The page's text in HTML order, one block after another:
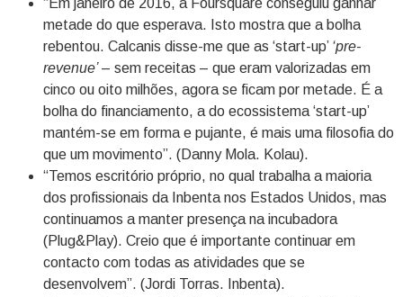
“Em janeiro de 2016, a Foursquare conseguiu ganhar
metade do que esperava. Isto mostra que a bolha
rebentou. Calcanis disse-me que as ‘start-up’ ‘pre-
revenue’– sem receitas – que eram valorizadas em
cinco ou oito milhões, agora se ficam por metade. É a
bolha do financiamento, a do ecossistema ‘start-up’
mantém-se em forma e pujante, é mais uma filosofia do
que um movimento”. (Danny Mola. Kolau).
“Temos escritório próprio, no qual trabalha a maioria
dos profissionais da Inbenta nos Estados Unidos, mas
continuamos a manter presença na incubadora
(Plug&Play). Creio que é importante continuar em
contacto com todas as atividades que se
desenvolvem”. (Jordi Torras. Inbenta).